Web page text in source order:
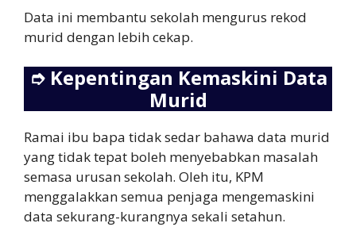
Data ini membantu sekolah mengurus rekod
murid dengan lebih cekap.
➮ Kepentingan Kemaskini Data
Murid
Ramai ibu bapa tidak sedar bahawa data murid
yang tidak tepat boleh menyebabkan masalah
semasa urusan sekolah. Oleh itu, KPM
menggalakkan semua penjaga mengemaskini
data sekurang-kurangnya sekali setahun.